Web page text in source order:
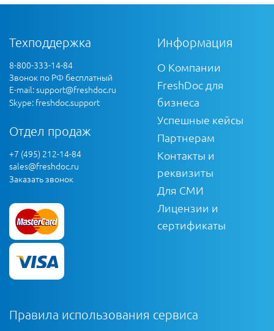
Техподдержка
8-800-333-14-84
Звонок по РФ бесплатный
E-mail:support@freshdoc.ru
Skype: freshdoc.support
Отдел продаж
+7 (495) 212-14-84
sales@freshdoc.ru
Заказать звонок
Информация
О Компании
FreshDoc для
бизнеса
Успешные кейсы
Партнерам
Контакты и
реквизиты
Для СМИ
Лицензии и
сертификаты
Правила использования сервиса